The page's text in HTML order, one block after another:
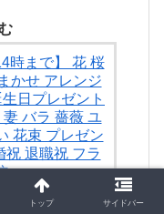
時まで】 花 桜
かせ アレンジ
日プレゼント
バラ 薔薇 ユ
花束 プレゼン
祝 退職祝 フラ
トップ サイドバー